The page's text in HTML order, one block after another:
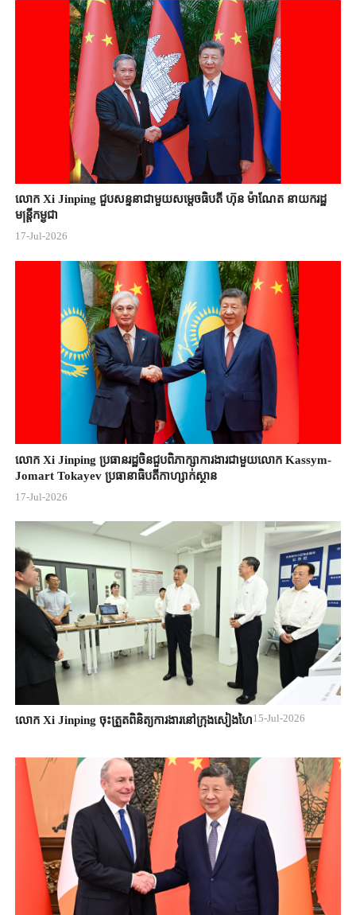
លោក Xi Jinping ជួបសន្ទនាជាមួយសម្តេចធិបតី ហ៊ុន ម៉ាណែត នាយករដ្ឋ
មន្ត្រីកម្ពុជា
17-Jul-2026
លោក Xi Jinping ប្រធានរដ្ឋចិន​ជួបពិភាក្សា​ការងារជាមួយ​លោក Kassym-
Jomart ​Tokayev ​ប្រធានាធិបតី​កាហ្សាក់ស្ថាន​
17-Jul-2026
លោក Xi Jinping ចុះត្រួតពិនិត្យការងារនៅក្រុងសៀងហៃ15-Jul-2026